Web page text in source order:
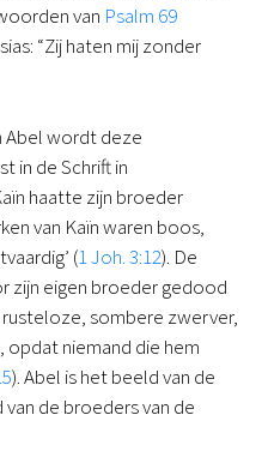
van Psalm 69
“Zij haten mij zonder
Abel wordt deze
in de Schrift in
haatte zijn broeder
van Kaïn waren boos,
(1 Joh. 3:12). De
zijn eigen broeder gedood
sombere zwerver,
opdat niemand die hem
). Abel is het beeld van de
de broeders van de